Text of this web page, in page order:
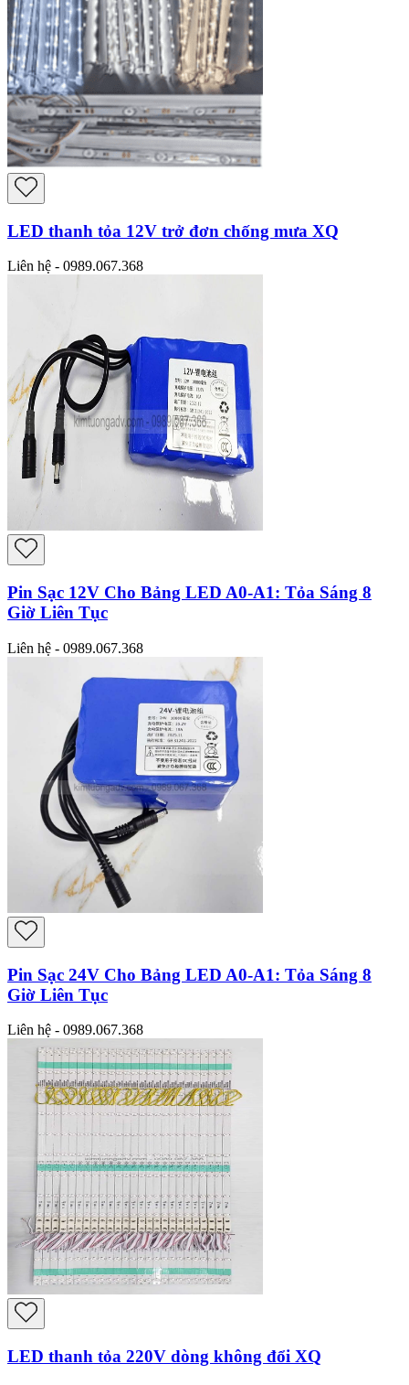
LED thanh tỏa 12V trở đơn chống mưa XQ
Liên hệ - 0989.067.368
Pin Sạc 12V Cho Bảng LED A0-A1: Tỏa Sáng 8
Giờ Liên Tục
Liên hệ - 0989.067.368
Pin Sạc 24V Cho Bảng LED A0-A1: Tỏa Sáng 8
Giờ Liên Tục
Liên hệ - 0989.067.368
LED thanh tỏa 220V dòng không đổi XQ